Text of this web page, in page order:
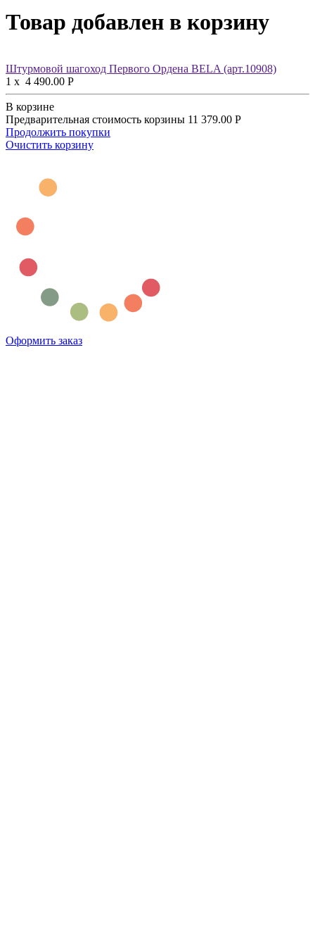
Товар добавлен в корзину
Штурмовой шагоход Первого Ордена BELA (арт.10908)
1 x 4 490.00 Р
В корзине
Предварительная стоимость корзины 11 379.00 Р
Продолжить покупки
Очистить корзину
Оформить заказ